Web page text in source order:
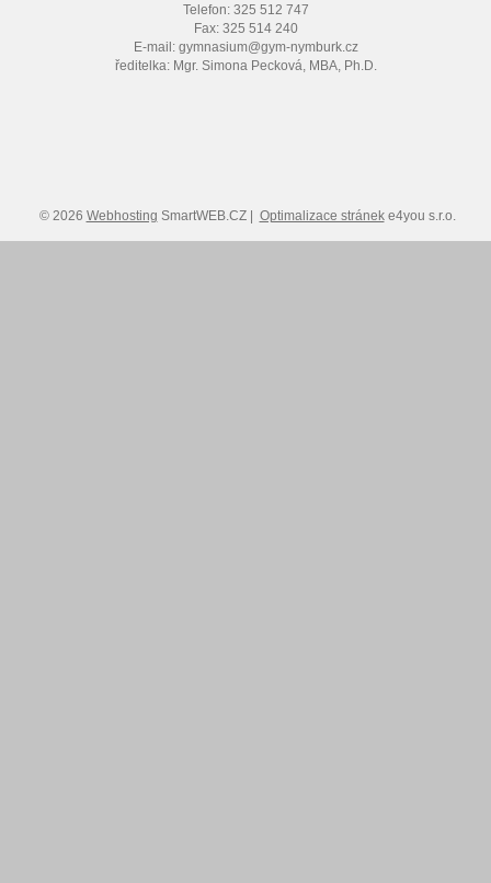
Telefon: 325 512 747
Fax: 325 514 240
E-mail: gymnasium@gym-nymburk.cz
ředitelka: Mgr. Simona Pecková, MBA, Ph.D.
© 2026 Webhosting SmartWEB.CZ | Optimalizace stráneke4you s.r.o.